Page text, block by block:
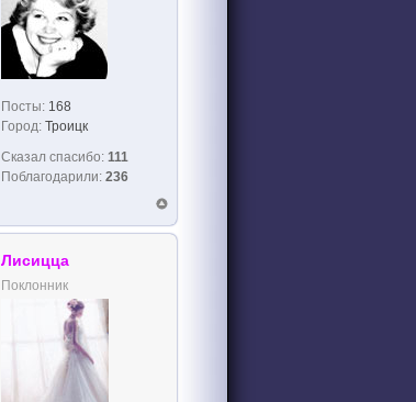
Посты: 168
Город: Троицк
Сказал спасибо: 111
Поблагодарили: 236
Лисицца
Поклонник